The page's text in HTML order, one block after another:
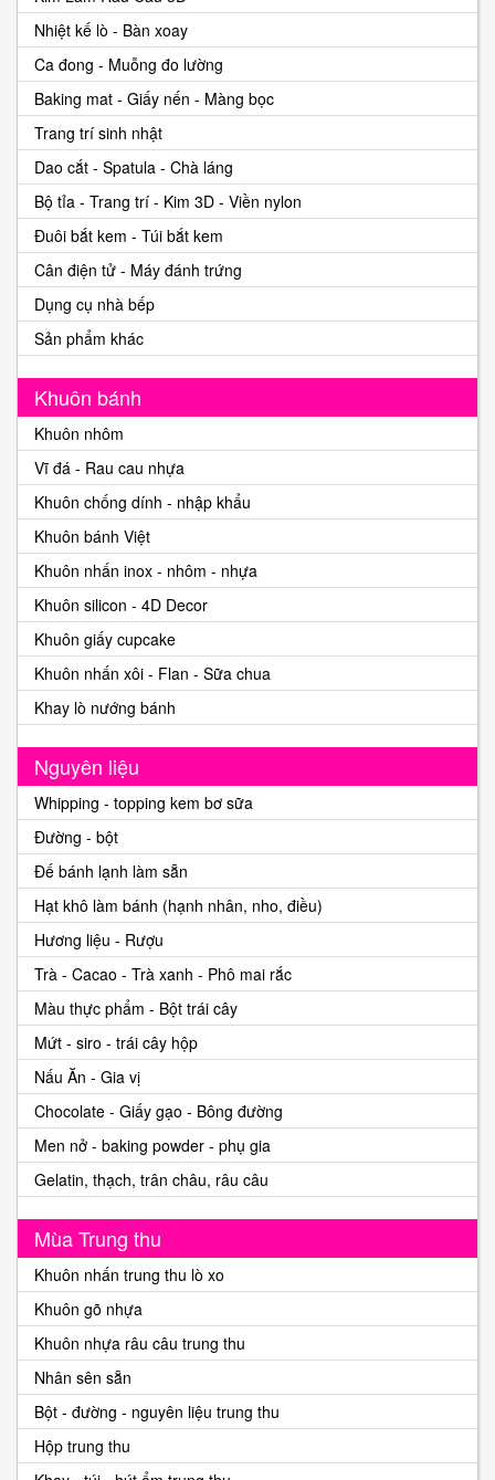
Nhiệt kế lò - Bàn xoay
Ca đong - Muỗng đo lường
Baking mat - Giấy nến - Màng bọc
Trang trí sinh nhật
Dao cắt - Spatula - Chà láng
Bộ tỉa - Trang trí - Kim 3D - Viền nylon
Đuôi bắt kem - Túi bắt kem
Cân điện tử - Máy đánh trứng
Dụng cụ nhà bếp
Sản phẩm khác
Khuôn bánh
Khuôn nhôm
Vĩ đá - Rau cau nhựa
Khuôn chống dính - nhập khẩu
Khuôn bánh Việt
Khuôn nhấn inox - nhôm - nhựa
Khuôn silicon - 4D Decor
Khuôn giấy cupcake
Khuôn nhấn xôi - Flan - Sữa chua
Khay lò nướng bánh
Nguyên liệu
Whipping - topping kem bơ sữa
Đường - bột
Đế bánh lạnh làm sẵn
Hạt khô làm bánh (hạnh nhân, nho, điều)
Hương liệu - Rượu
Trà - Cacao - Trà xanh - Phô mai rắc
Màu thực phẩm - Bột trái cây
Mứt - siro - trái cây hộp
Nấu Ăn - Gia vị
Chocolate - Giấy gạo - Bông đường
Men nở - baking powder - phụ gia
Gelatin, thạch, trân châu, râu câu
Mùa Trung thu
Khuôn nhấn trung thu lò xo
Khuôn gõ nhựa
Khuôn nhựa râu câu trung thu
Nhân sên sẵn
Bột - đường - nguyên liệu trung thu
Hộp trung thu